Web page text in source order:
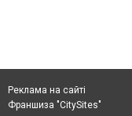
Реклама на сайті
Франшиза "CitySites"